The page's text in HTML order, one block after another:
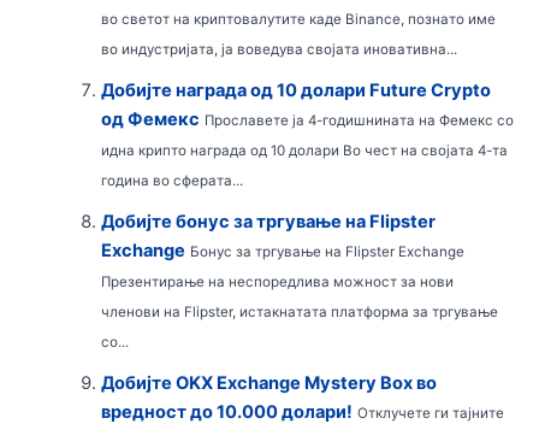
во светот на криптовалутите каде Binance, познато име
во индустријата, ја воведува својата иновативна...
Добијте награда од 10 долари Future Crypto
од Фемекс Прославете ја 4-годишнината на Фемекс со
идна крипто награда од 10 долари Во чест на својата 4-та
година во сферата...
Добијте бонус за тргување на Flipster
Exchange Бонус за тргување на Flipster Exchange
Презентирање на неспоредлива можност за нови
членови на Flipster, истакнатата платформа за тргување
со...
Добијте OKX Exchange Mystery Box во
вредност до 10.000 долари! Отклучете ги тајните